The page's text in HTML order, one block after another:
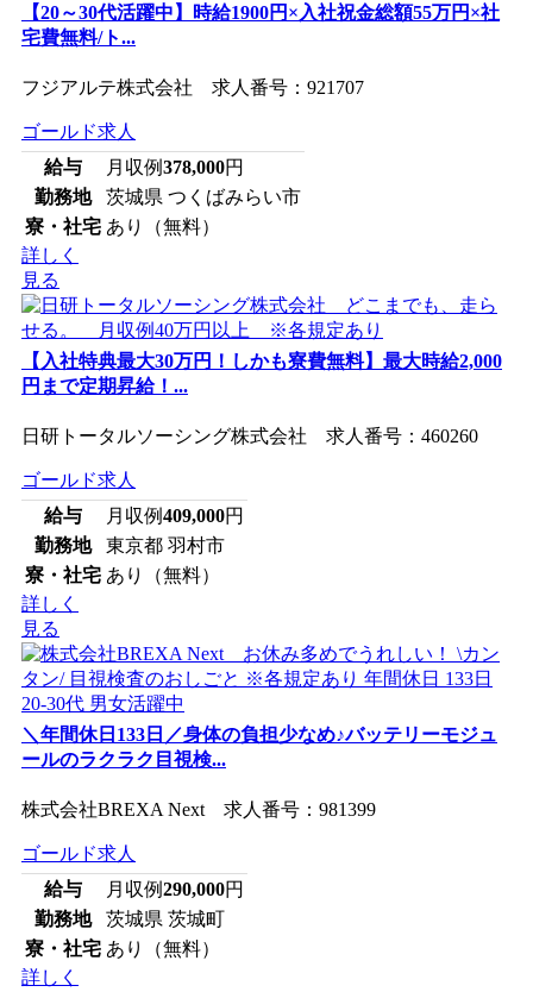
【20～30代活躍中】時給1900円×入社祝金総額55万円×社
宅費無料/ト...
フジアルテ株式会社 求人番号：921707
ゴールド求人
給与
月収例378,000円
勤務地
茨城県 つくばみらい市
寮・社宅 あり（無料）
詳しく
見る
【入社特典最大30万円！しかも寮費無料】最大時給2,000
円まで定期昇給！...
日研トータルソーシング株式会社 求人番号：460260
ゴールド求人
給与
月収例409,000円
勤務地
東京都 羽村市
寮・社宅 あり（無料）
詳しく
見る
＼年間休日133日／身体の負担少なめ♪バッテリーモジュ
ールのラクラク目視検...
株式会社BREXA Next 求人番号：981399
ゴールド求人
給与
月収例290,000円
勤務地
茨城県 茨城町
寮・社宅 あり（無料）
詳しく